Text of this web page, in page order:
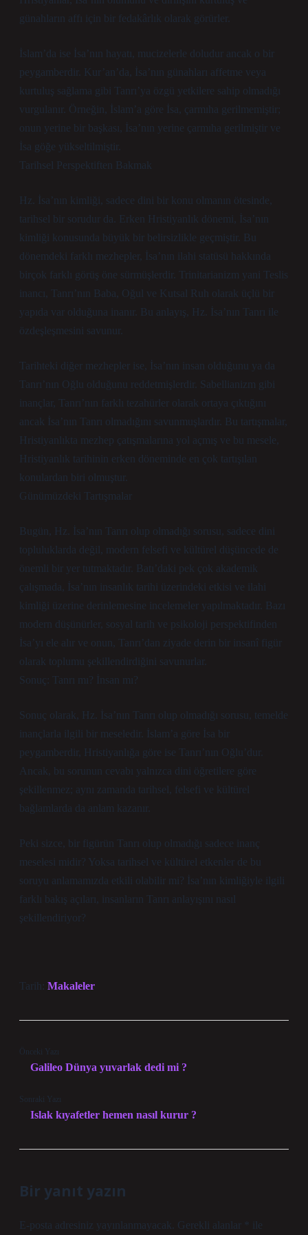
günahların affı için bir fedakârlık olarak görürler.
İslam’da ise İsa’nın hayatı, mucizelerle doludur ancak o bir
peygamberdir. Kur’an’da, İsa’nın günahları affetme veya
kurtuluş sağlama gibi Tanrı’ya özgü yetkilere sahip olmadığı
vurgulanır. Örneğin, İslam’a göre İsa, çarmıha gerilmemiştir;
onun yerine bir başkası, İsa’nın yerine çarmıha gerilmiştir ve
İsa göğe yükseltilmiştir.
Tarihsel Perspektiften Bakmak
Hz. İsa’nın kimliği, sadece dini bir konu olmanın ötesinde,
tarihsel bir sorudur da. Erken Hristiyanlık dönemi, İsa’nın
kimliği konusunda büyük bir belirsizlikle geçmiştir. Bu
dönemdeki farklı mezhepler, İsa’nın ilahi statüsü hakkında
birçok farklı görüş öne sürmüşlerdir. Trinitarianizm yani Teslis
inancı, Tanrı’nın Baba, Oğul ve Kutsal Ruh olarak üçlü bir
yapıda var olduğuna inanır. Bu anlayış, Hz. İsa’nın Tanrı ile
özdeşleşmesini savunur.
Tarihteki diğer mezhepler ise, İsa’nın insan olduğunu ya da
Tanrı’nın Oğlu olduğunu reddetmişlerdir. Sabellianizm gibi
inançlar, Tanrı’nın farklı tezahürler olarak ortaya çıktığını
ancak İsa’nın Tanrı olmadığını savunmuşlardır. Bu tartışmalar,
Hristiyanlıkta mezhep çatışmalarına yol açmış ve bu mesele,
Hristiyanlık tarihinin erken döneminde en çok tartışılan
konulardan biri olmuştur.
Günümüzdeki Tartışmalar
Bugün, Hz. İsa’nın Tanrı olup olmadığı sorusu, sadece dini
topluluklarda değil, modern felsefi ve kültürel düşüncede de
önemli bir yer tutmaktadır. Batı’daki pek çok akademik
çalışmada, İsa’nın insanlık tarihi üzerindeki etkisi ve ilahi
kimliği üzerine derinlemesine incelemeler yapılmaktadır. Bazı
modern düşünürler, sosyal tarih ve psikoloji perspektifinden
İsa’yı ele alır ve onun, Tanrı’dan ziyade derin bir insanî figür
olarak toplumu şekillendirdiğini savunurlar.
Sonuç: Tanrı mı? İnsan mı?
Sonuç olarak, Hz. İsa’nın Tanrı olup olmadığı sorusu, temelde
inançlarla ilgili bir meseledir. İslam’a göre İsa bir
peygamberdir, Hristiyanlığa göre ise Tanrı’nın Oğlu’dur.
Ancak, bu sorunun cevabı yalnızca dini öğretilere göre
şekillenmez; aynı zamanda tarihsel, felsefi ve kültürel
bağlamlarda da anlam kazanır.
Peki sizce, bir figürün Tanrı olup olmadığı sadece inanç
meselesi midir? Yoksa tarihsel ve kültürel etkenler de bu
soruyu anlamamızda etkili olabilir mi? İsa’nın kimliğiyle ilgili
farklı bakış açıları, insanların Tanrı anlayışını nasıl
şekillendiriyor?
Tarih: Makaleler
Önceki Yazı
Galileo Dünya yuvarlak dedi mi ?
Sonraki Yazı
Islak kıyafetler hemen nasıl kurur ?
Bir yanıt yazın
E-posta adresiniz yayınlanmayacak. Gerekli alanlar
ile